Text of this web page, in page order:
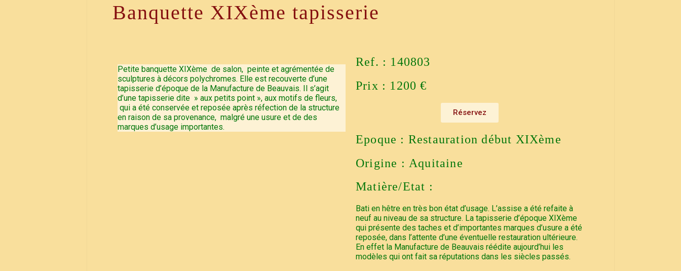
Banquette XIXème tapisserie
Petite banquette XIXème de salon, peinte et agrémentée de
sculptures à décors polychromes. Elle est recouverte d’une
tapisserie d’époque de la Manufacture de Beauvais. Il s’agit
d’une tapisserie dite » aux petits point », aux motifs de fleurs,
qui a été conservée et reposée après réfection de la structure
en raison de sa provenance, malgré une usure et de des
marques d’usage importantes.
Ref. : 140803
Prix : 1200 €
Réservez
Epoque : Restauration début XIXème
Origine : Aquitaine
Matière/Etat :
Bati en hêtre en très bon état d’usage. L’assise a été refaite à
neuf au niveau de sa structure. La tapisserie d’époque XIXème
qui présente des taches et d’importantes marques d’usure a été
reposée, dans l’attente d’une éventuelle restauration ultérieure.
En effet la Manufacture de Beauvais réédite aujourd’hui les
modèles qui ont fait sa réputations dans les siècles passés.